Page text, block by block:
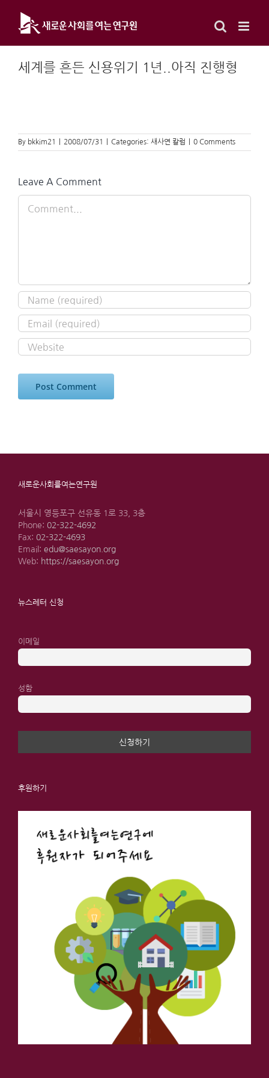
content
세계를 흔든 신용위기 1년..아직 진행형
By bkkim21 2008/07/31 Categories: 새사연 칼럼 0 Comments
Leave A Comment
새로운사회를여는연구원
서울시 영등포구 선유동 1로 33, 3층
Phone: 02-322-4692
Fax: 02-322-4693
Email: edu@saesayon.org
Web: https://saesayon.org
뉴스레터 신청
이메일
성함
후원하기